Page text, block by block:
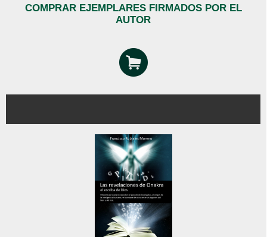
COMPRAR EJEMPLARES FIRMADOS POR EL
AUTOR